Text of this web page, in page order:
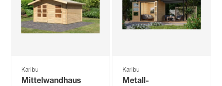
Karibu
Mittelwandhaus
Karibu
Metall-